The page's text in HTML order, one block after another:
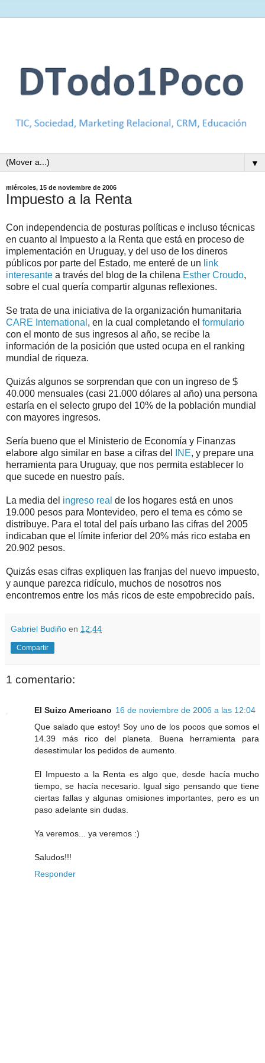
▼
miércoles, 15 de noviembre de 2006
Impuesto a la Renta
Con independencia de posturas políticas e incluso técnicas
en cuanto al Impuesto a la Renta que está en proceso de
implementación en Uruguay, y del uso de los dineros
públicos por parte del Estado, me enteré de un link
interesante a través del blog de la chilena Esther Croudo,
sobre el cual quería compartir algunas reflexiones.
Se trata de una iniciativa de la organización humanitaria
CARE International , en la cual completando el formulario
con el monto de sus ingresos al año, se recibe la
información de la posición que usted ocupa en el ranking
mundial de riqueza.
Quizás algunos se sorprendan que con un ingreso de $
40.000 mensuales (casi 21.000 dólares al año) una persona
estaría en el selecto grupo del 10% de la población mundial
con mayores ingresos.
Sería bueno que el Ministerio de Economía y Finanzas
elabore algo similar en base a cifras del
INE, y prepare una
herramienta para Uruguay, que nos permita establecer lo
que sucede en nuestro país.
La media del ingreso real de los hogares está en unos
19.000 pesos para Montevideo, pero el tema es cómo se
distribuye. Para el total del país urbano las cifras del 2005
indicaban que el límite inferior del 20% más rico estaba en
20.902 pesos.
Quizás esas cifras expliquen las franjas del nuevo impuesto,
y aunque parezca ridículo, muchos de nosotros nos
encontremos entre los más ricos de este empobrecido país.
Gabriel Budiño en 12:44
Compartir
1 comentario:
El Suizo Americano 16 de noviembre de 2006 a las 12:04
Que salado que estoy! Soy uno de los pocos que somos el
14.39 más rico del planeta. Buena herramienta para
desestimular los pedidos de aumento.
El Impuesto a la Renta es algo que, desde hacía mucho
tiempo, se hacía necesario. Igual sigo pensando que tiene
ciertas fallas y algunas omisiones importantes, pero es un
paso adelante sin dudas.
Ya veremos... ya veremos :)
Saludos!!!
Responder